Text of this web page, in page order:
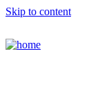
Skip to content